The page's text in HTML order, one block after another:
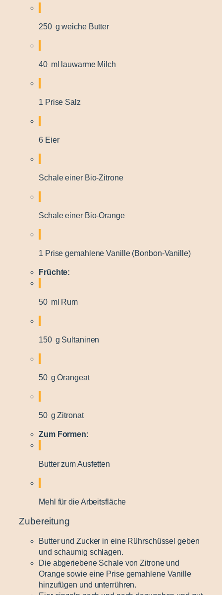
250 g weiche Butter
40 ml lauwarme Milch
1 Prise Salz
6 Eier
Schale einer Bio-Zitrone
Schale einer Bio-Orange
1 Prise gemahlene Vanille (Bonbon-Vanille)
Früchte:
50 ml Rum
150 g Sultaninen
50 g Orangeat
50 g Zitronat
Zum Formen:
Butter zum Ausfetten
Mehl für die Arbeitsfläche
Zubereitung
Butter und Zucker in eine Rührschüssel geben
und schaumig schlagen.
Die abgeriebene Schale von Zitrone und
Orange sowie eine Prise gemahlene Vanille
hinzufügen und unterrühren.